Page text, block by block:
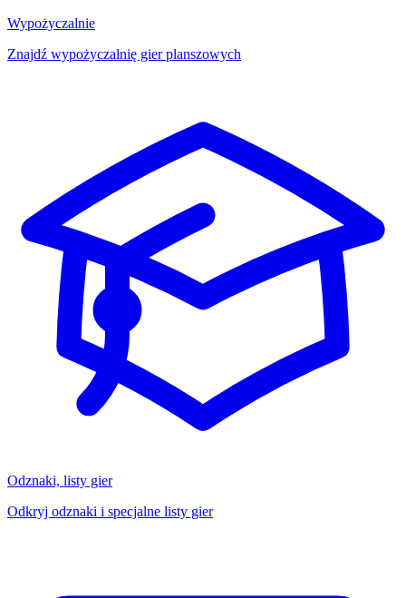
Wypożyczalnie
Znajdź wypożyczalnię gier planszowych
Odznaki, listy gier
Odkryj odznaki i specjalne listy gier